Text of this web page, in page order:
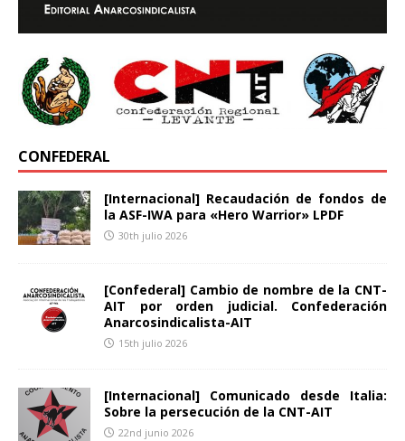
CONFEDERAL
[Internacional] Recaudación de fondos de
la ASF-IWA para «Hero Warrior» LPDF
30th julio 2026
[Confederal] Cambio de nombre de la CNT-
AIT por orden judicial. Confederación
Anarcosindicalista-AIT
15th julio 2026
[Internacional] Comunicado desde Italia:
Sobre la persecución de la CNT-AIT
22nd junio 2026